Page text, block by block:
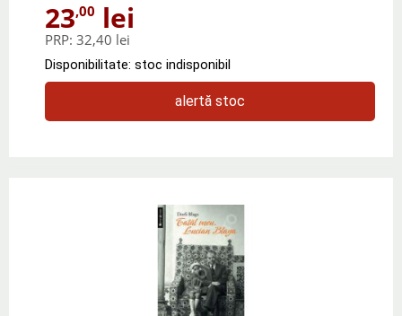
23,00 lei
PRP: 32,40 lei
Disponibilitate: stoc indisponibil
alertă stoc